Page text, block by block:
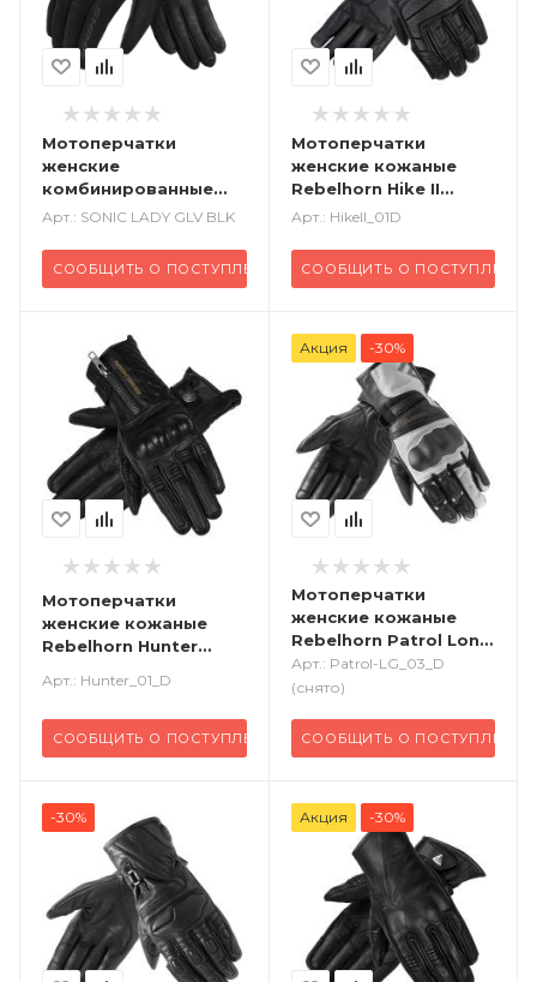
Мотоперчатки
женские
комбинированные
SHIMA Sonic черный
Арт.: SONIC LADY GLV BLK
СООБЩИТЬ О ПОСТУПЛЕНИИ
Мотоперчатки
женские кожаные
Rebelhorn Hike II
черный
Арт.: HikeII_01D
СООБЩИТЬ О ПОСТУПЛЕНИИ
Мотоперчатки
женские кожаные
Rebelhorn Hunter
Арт.: Hunter_01_D
СООБЩИТЬ О ПОСТУПЛЕНИИ
Акция -30%
Мотоперчатки
женские кожаные
Rebelhorn Patrol Long
черный серый
Арт.: Patrol-LG_03_D
(снято)
СООБЩИТЬ О ПОСТУПЛЕНИИ
-30% Акция -30%